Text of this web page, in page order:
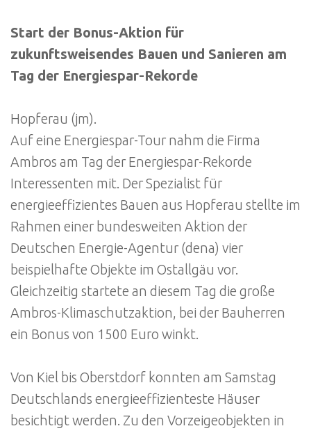
Start der Bonus-Aktion für
zukunftsweisendes Bauen und Sanieren am
Tag der Energiespar-Rekorde
Hopferau (jm).
Auf eine Energiespar-Tour nahm die Firma
Ambros am Tag der Energiespar-Rekorde
Interessenten mit. Der Spezialist für
energieeffizientes Bauen aus Hopferau stellte im
Rahmen einer bundesweiten Aktion der
Deutschen Energie-Agentur (dena) vier
beispielhafte Objekte im Ostallgäu vor.
Gleichzeitig startete an diesem Tag die große
Ambros-Klimaschutzaktion, bei der Bauherren
ein Bonus von 1500 Euro winkt.
Von Kiel bis Oberstdorf konnten am Samstag
Deutschlands energieeffizienteste Häuser
besichtigt werden. Zu den Vorzeigeobjekten in